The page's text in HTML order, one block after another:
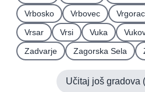
Vrbosko
Vrbovec Vrgorac
Vrsar
Vrsi Vuka
Zadvarje
Zagorska Sela
Učitaj još gradova (